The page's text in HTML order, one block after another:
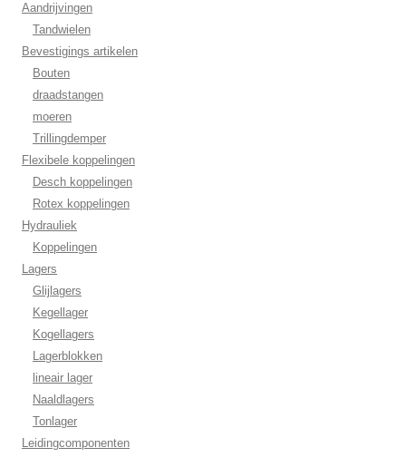
Aandrijvingen
Tandwielen
Bevestigings artikelen
Bouten
draadstangen
moeren
Trillingdemper
Flexibele koppelingen
Desch koppelingen
Rotex koppelingen
Hydrauliek
Koppelingen
Lagers
Glijlagers
Kegellager
Kogellagers
Lagerblokken
lineair lager
Naaldlagers
Tonlager
Leidingcomponenten